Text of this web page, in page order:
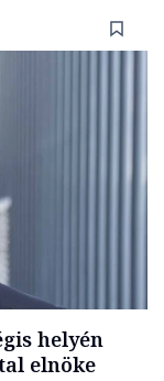
helyén
elnöke